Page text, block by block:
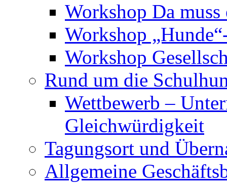
Workshop Da
Workshop
Workshop
Rund um die
Wettbewerb –
Gleichwürdigkeit
Tagungsort und
Allgemeine